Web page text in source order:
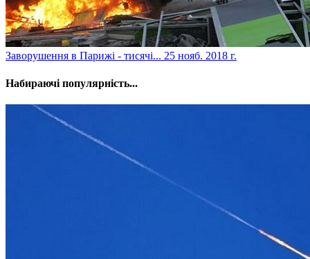
​Заворушення в Парижі - тисячі... 25 нояб. 2018 г.
Набираючі популярність...